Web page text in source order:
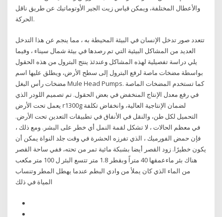
والأعطال المختلفة، ويمكن قياس زيت الجير الأوتوماتيك عن طريق ناقل
الحركة.
تتعدد صور تدخل الإنسان في البيئة المحيطة به ، مما ينجم عن هذا التدخل
العديد من المشاكل البيئية التي تم رصدها في بيئة شمال سيناء ، وفيما
يلي دراسة تفصيلية لهذه المشاكل وعندئذ ينتج البترول من هذه الحقول
بواسطة مضخات ماصة لرفع البترول إلى سطح الأرض، ويطلق عليها اسم
مضخات رأس البغل Mule Head Pumps. كما تستخدم المضخات الماصة
في رفع معدل الإنتاج المنخفض في بعض الحقول. تم تصميم اللودر الذي
يعمل تحت الأرض r1300g لضمان الإنتاجية العالية، وانخفاض تكلفة
التحميل لكل طن، والنقل في الأنفاق في تطبيقات التعدين تحت الأرض.
في معظم الحالات ، لا تشكل لقمة النمل أي خطر على البشر. ومع ذلك ،
فإن حمض الفورميك ، الذي تفرزه الحشرة في وقت جلد النواة يمكن أن
يكون خطيرًا. زود القصر أيضا بشبكة مائية تمر من تحته، ففي ساحة القصر
هناك بئر ماءعمقها 40 متراً وبقطر 1.8 متر تتسع البئر ل 100 متر مكعب
من الماء الذي كان يملأ من وادي البطم عندما يهطل المطر وتنساب
المياة في ذلك